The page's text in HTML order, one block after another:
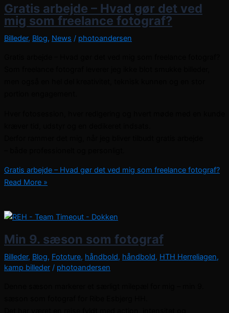
Gratis arbejde – Hvad gør det ved
mig som freelance fotograf?
Billeder, Blog, News / photoandersen
Gratis arbejde – Hvad gør det ved mig som freelance fotograf?
Read More »
Min 9. sæson som fotograf
Billeder, Blog, Fototure, håndbold, håndbold, HTH Herreliagen,
kamp billeder / photoandersen